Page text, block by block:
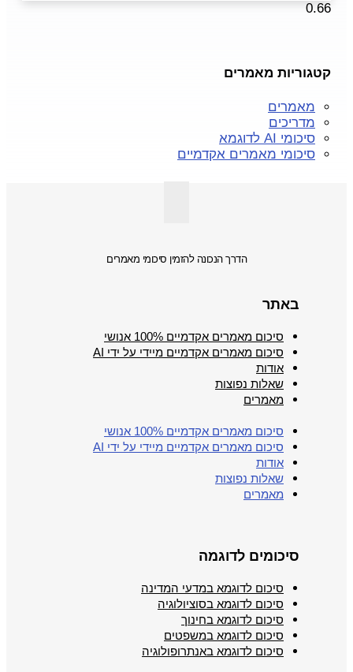
קטגוריות מאמרים
מאמרים
מדריכים
סיכומי AI לדוגמא
סיכומי מאמרים אקדמיים
הדרך הנכונה להזמין סיכומי מאמרים
באתר
סיכום מאמרים אקדמיים 100% אנושי
סיכום מאמרים אקדמיים מיידי על ידי AI
אודות
שאלות נפוצות
מאמרים
סיכום מאמרים אקדמיים 100% אנושי
סיכום מאמרים אקדמיים מיידי על ידי AI
אודות
שאלות נפוצות
מאמרים
סיכומים לדוגמה
סיכום לדוגמא במדעי המדינה
סיכום לדוגמא בסוציולוגיה
סיכום לדוגמא בחינוך
סיכום לדוגמא במשפטים
סיכום לדוגמא באנתרופולוגיה